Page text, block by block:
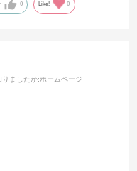
0 Like! 0
りましたか:ホームページ